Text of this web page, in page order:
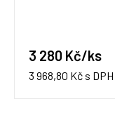
3 280 Kč/ks
3 968,80 Kč s DPH